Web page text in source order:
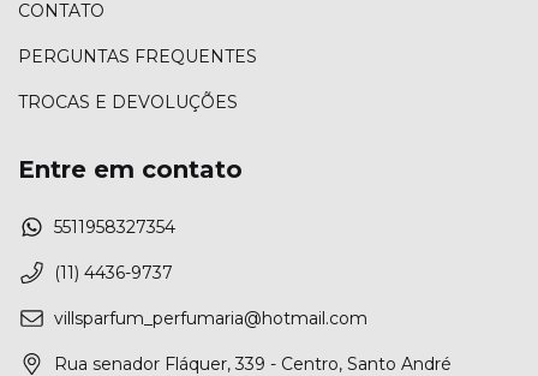
CONTATO
PERGUNTAS FREQUENTES
TROCAS E DEVOLUÇÕES
Entre em contato
5511958327354
(11) 4436-9737
villsparfum_perfumaria@hotmail.com
Rua senador Fláquer, 339 - Centro, Santo André